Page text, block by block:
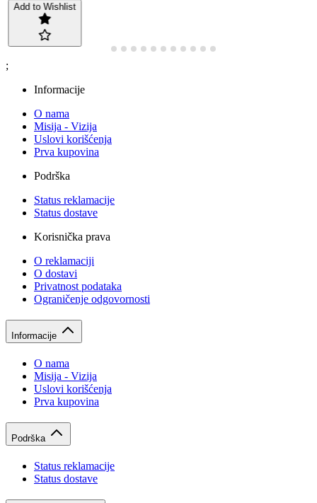
Add to Wishlist
;
Informacije
O nama
Misija - Vizija
Uslovi korišćenja
Prva kupovina
Podrška
Status reklamacije
Status dostave
Korisnička prava
O reklamaciji
O dostavi
Privatnost podataka
Ograničenje odgovornosti
Informacije
O nama
Misija - Vizija
Uslovi korišćenja
Prva kupovina
Podrška
Status reklamacije
Status dostave